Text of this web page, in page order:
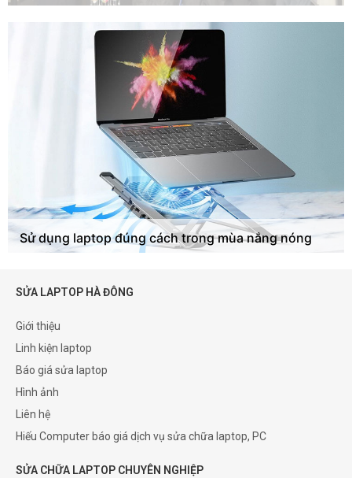
Sử dụng laptop đúng cách trong mùa nắng nóng
SỬA LAPTOP HÀ ĐÔNG
Giới thiệu
Linh kiện laptop
Báo giá sửa laptop
Hình ảnh
Liên hệ
Hiếu Computer báo giá dịch vụ sửa chữa laptop, PC
SỬA CHỮA LAPTOP CHUYÊN NGHIỆP